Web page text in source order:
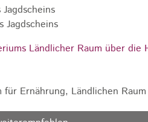
Jagdscheins
Ländlicher Raum über die
Ernährung, Ländlichen